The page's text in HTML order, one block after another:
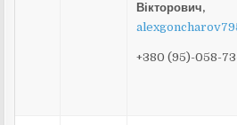
Вікторович,
+380 (95)-058-